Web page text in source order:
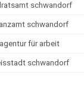
schwandorf
schwandorf
agentur für arbeit
schwandorf